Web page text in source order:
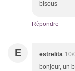
bisous
Répondre
E estrelita 10/
bonjour, un